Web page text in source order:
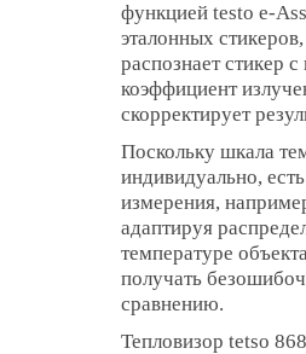
функцией testo e-
эталонных
распознает стикер
коэффициент
скорректирует
Поскольку шкала
индивидуально,
измерения,
адаптируя
температуре
получать
сравнению.
Тепловизор tetso